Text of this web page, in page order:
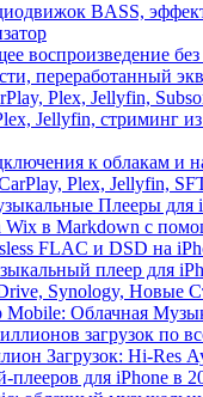
BASS,
воспроизведение
переработанный
Plex, Jellyfin,
Jellyfin, стриминг
к облакам и
Plex, Jellyfin,
Плееры для
Wix в Markdown с
FLAC и DSD на
плеер для
Synology, Новые
Mobile: Облачная
загрузок по
Загрузок: Hi-Res
для iPhone в